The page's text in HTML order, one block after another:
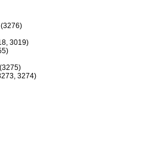
3019)
3274)